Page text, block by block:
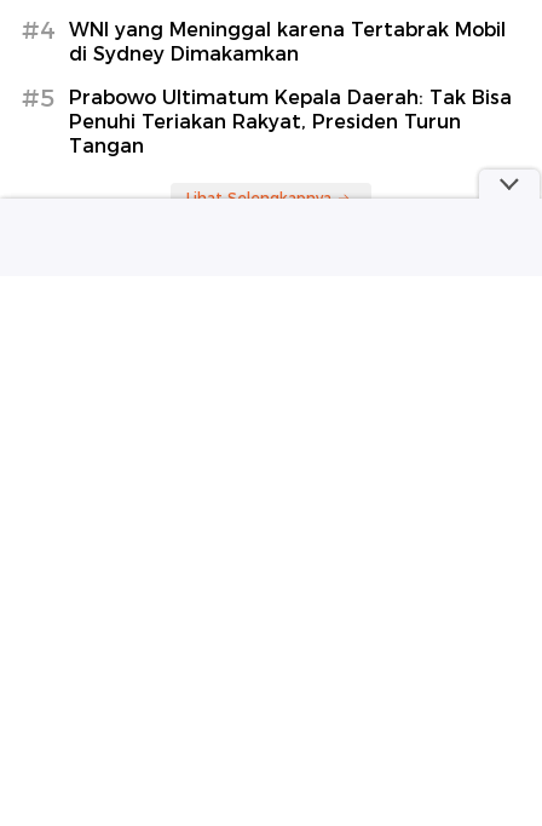
#4
WNI yang Meninggal karena Tertabrak Mobil
di Sydney Dimakamkan
#5
Prabowo Ultimatum Kepala Daerah: Tak Bisa
Penuhi Teriakan Rakyat, Presiden Turun
Tangan
Lihat Selengkapnya